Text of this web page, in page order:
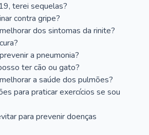
terei sequelas?
contra gripe?
dos sintomas da rinite?
a pneumonia?
ter cão ou gato?
a saúde dos pulmões?
para praticar exercícios se sou
para prevenir doenças